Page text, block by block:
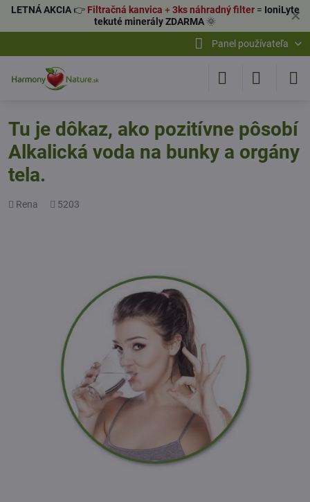
✕
LETNÁ AKCIA👉 Filtračná kanvica +3ks náhradný filter= IoniLyte
tekuté minerály ZDARMA 🌞
Panel používateľa
Tu je dôkaz, ako pozitívne pôsobí
Alkalická voda na bunky a orgány
tela.
Pridal
Rena
Počet
5203